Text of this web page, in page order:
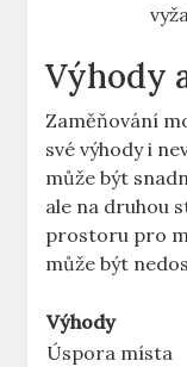
Výhody
Zaměňování
své výhody i
může‌ být
ale na ⁤druhou
prostoru pro
může být
Výhody
Úspora místa